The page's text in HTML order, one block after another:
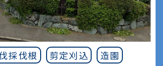
して様
切な緑
いただ
庭木
すの
採伐根 剪定刈込 造園